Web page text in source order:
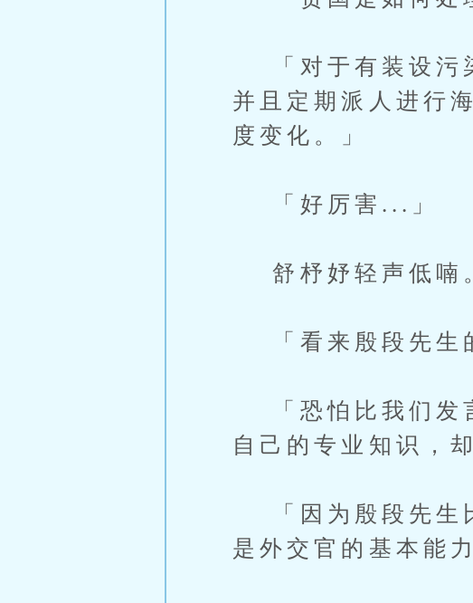
「对于有装设污
并且定期派人进行
度变化。」
「好厉害...」
舒杼妤轻声低喃
「看来殷段先生
「恐怕比我们发
自己的专业知识，
「因为殷段先生
是外交官的基本能